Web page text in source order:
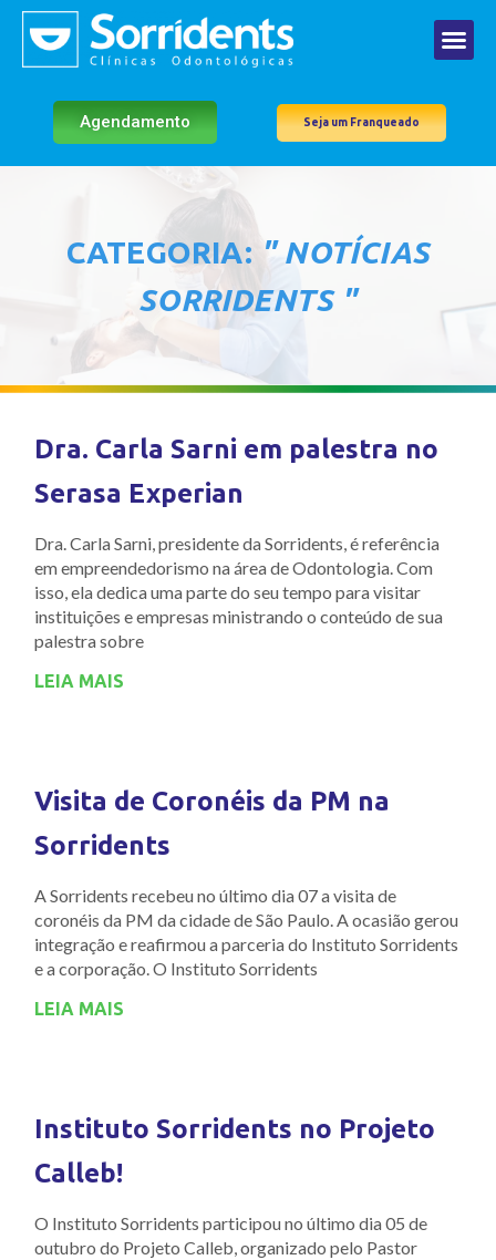
Agendamento Seja um Franqueado
CATEGORIA: " NOTÍCIAS
SORRIDENTS "
Dra. Carla Sarni em palestra no
Serasa Experian
Dra. Carla Sarni, presidente da Sorridents, é referência
em empreendedorismo na área de Odontologia. Com
isso, ela dedica uma parte do seu tempo para visitar
instituições e empresas ministrando o conteúdo de sua
palestra sobre
LEIA MAIS
Visita de Coronéis da PM na
Sorridents
A Sorridents recebeu no último dia 07 a visita de
coronéis da PM da cidade de São Paulo. A ocasião gerou
integração e reafirmou a parceria do Instituto Sorridents
e a corporação. O Instituto Sorridents
LEIA MAIS
Instituto Sorridents no Projeto
Calleb!
O Instituto Sorridents participou no último dia 05 de
outubro do Projeto Calleb, organizado pelo Pastor